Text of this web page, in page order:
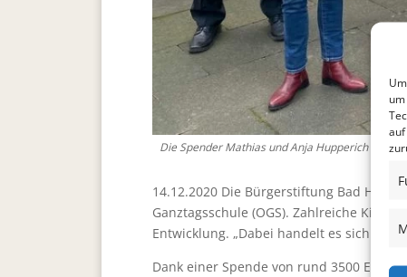
Die Spender Mathias und Anja Hupperich
14.12.2020 Die Bürgerstiftung Bad
Ganztagsschule (OGS). Zahlreiche
Entwicklung. „Dabei handelt es sich um
Dank einer Spende von rund 3500 Euro